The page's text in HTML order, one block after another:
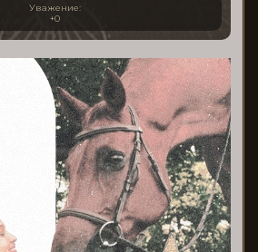
Уважение:
+0